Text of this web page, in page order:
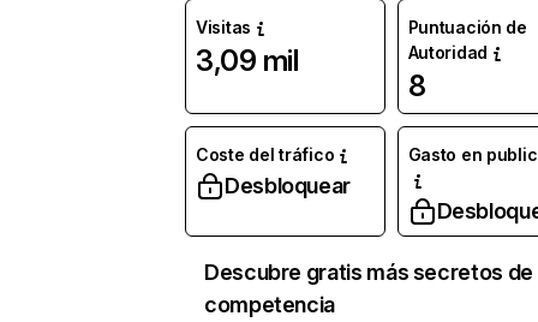
Visitas
3,09 mil
Puntuación de
Autoridad
8
Coste del tráfico
Desbloquear
Gasto en
Descubre gratis más secretos de
competencia